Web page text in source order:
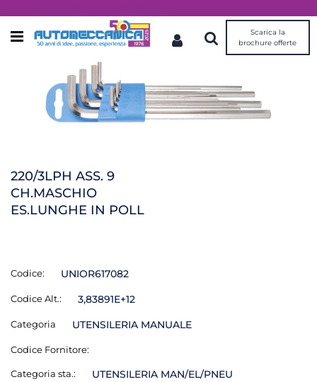
Open menu
Scarica la
brochure offerte
220/3LPH ASS. 9
CH.MASCHIO
ES.LUNGHE IN POLL
Codice: UNIOR617082
Codice Alt.: 3,83891E+12
Categoria UTENSILERIA MANUALE
Codice Fornitore:
Categoria sta.: UTENSILERIA MAN/EL/PNEU